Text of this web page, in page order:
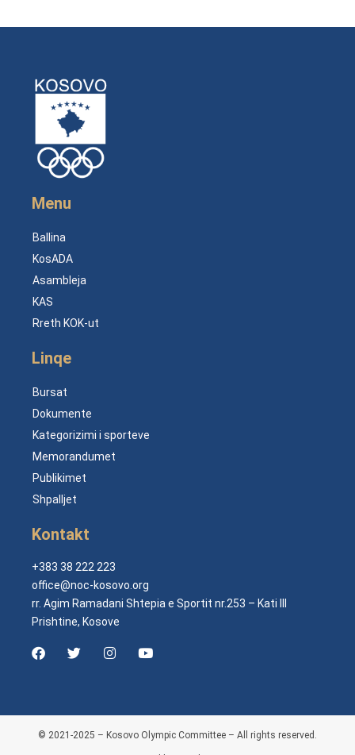
Menu
Ballina
KosADA
Asambleja
KAS
Rreth KOK-ut
Linqe
Bursat
Dokumente
Kategorizimi i sporteve
Memorandumet
Publikimet
Shpalljet
Kontakt
+383 38 222 223
office@noc-kosovo.org
rr. Agim Ramadani Shtepia e Sportit nr.253 – Kati III
Prishtine, Kosove
© 2021-2025 – Kosovo Olympic Committee – All rights reserved.